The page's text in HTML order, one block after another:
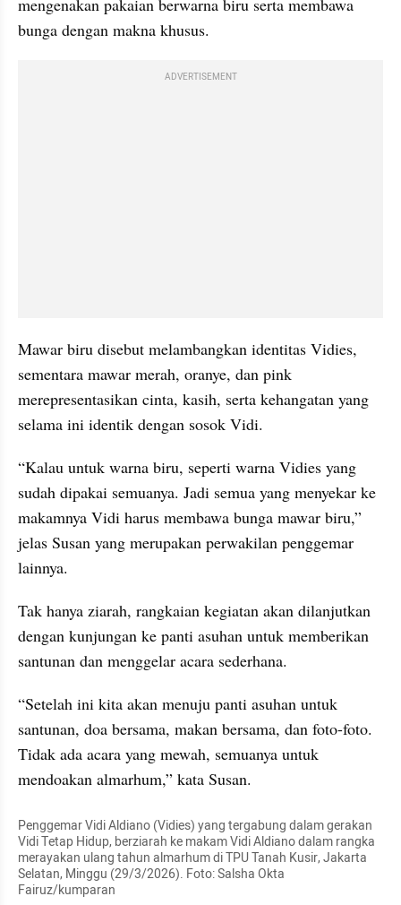
mengenakan pakaian berwarna biru serta membawa
bunga dengan makna khusus.
ADVERTISEMENT
Mawar biru disebut melambangkan identitas Vidies,
sementara mawar merah, oranye, dan pink
merepresentasikan cinta, kasih, serta kehangatan yang
selama ini identik dengan sosok Vidi.
“Kalau untuk warna biru, seperti warna Vidies yang
sudah dipakai semuanya. Jadi semua yang menyekar ke
makamnya Vidi harus membawa bunga mawar biru,”
jelas Susan yang merupakan perwakilan penggemar
lainnya.
Tak hanya ziarah, rangkaian kegiatan akan dilanjutkan
dengan kunjungan ke panti asuhan untuk memberikan
santunan dan menggelar acara sederhana.
“Setelah ini kita akan menuju panti asuhan untuk
santunan, doa bersama, makan bersama, dan foto-foto.
Tidak ada acara yang mewah, semuanya untuk
mendoakan almarhum,” kata Susan.
Penggemar Vidi Aldiano (Vidies) yang tergabung dalam gerakan
Vidi Tetap Hidup, berziarah ke makam Vidi Aldiano dalam rangka
merayakan ulang tahun almarhum di TPU Tanah Kusir, Jakarta
Selatan, Minggu (29/3/2026). Foto: Salsha Okta
Fairuz/kumparan